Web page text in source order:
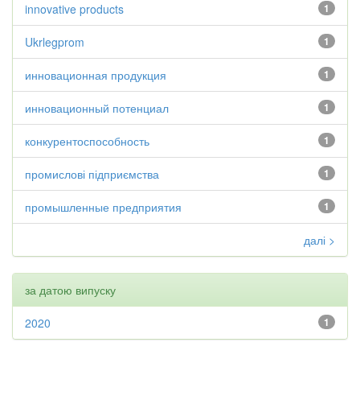
1
innovative products
1
Ukrlegprom
1
инновационная продукция
1
инновационный потенциал
1
конкурентоспособность
1
промислові підприємства
1
промышленные предприятия
далі >
за датою випуску
1
2020